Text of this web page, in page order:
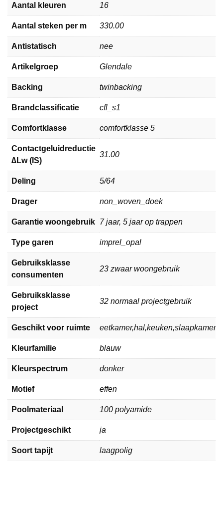
Aantal kleuren 16
Aantal steken per m 330.00
Antistatisch nee
Artikelgroep Glendale
Backing twinbacking
Brandclassificatie cfl_s1
Comfortklasse comfortklasse 5
Contactgeluidreductie
∆Lw (IS)
31.00
Deling 5/64
Drager non_woven_doek
Garantie woongebruik 7 jaar, 5 jaar op trappen
Type garen imprel_opal
Gebruiksklasse
consumenten
23 zwaar woongebruik
Gebruiksklasse
project
32 normaal projectgebruik
Geschikt voor ruimte
Kleurfamilie blauw
Kleurspectrum donker
Motief effen
Poolmateriaal 100 polyamide
Projectgeschikt ja
Soort tapijt laagpolig